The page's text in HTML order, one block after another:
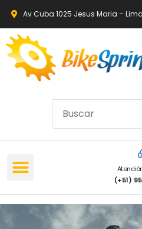
Av Cuba 1025 Jesus Maria – Lima
(+51)